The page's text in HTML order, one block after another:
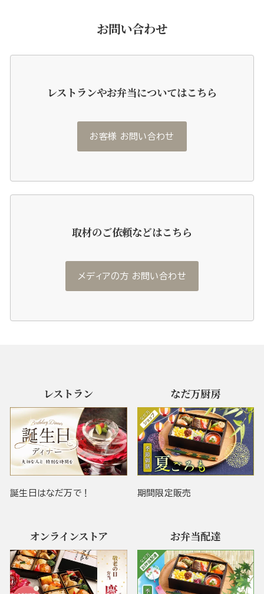
お問い合わせ
レストランやお弁当についてはこちら
お客様 お問い合わせ
取材のご依頼などはこちら
メディアの方 お問い合わせ
レストラン
誕生日はなだ万で！
なだ万厨房
期間限定販売
オンラインストア お弁当配達